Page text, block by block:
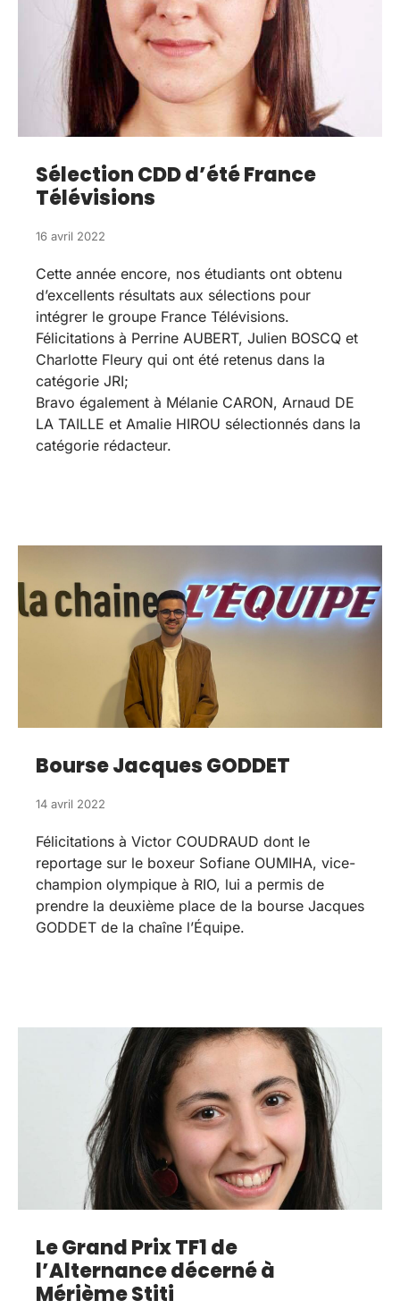
Sélection CDD d’été France
Télévisions
16 avril 2022
Cette année encore, nos étudiants ont obtenu
d’excellents résultats aux sélections pour
intégrer le groupe France Télévisions.
Félicitations à Perrine AUBERT, Julien BOSCQ et
Charlotte Fleury qui ont été retenus dans la
catégorie JRI;
Bravo également à Mélanie CARON, Arnaud DE
LA TAILLE et Amalie HIROU sélectionnés dans la
catégorie rédacteur.
Bourse Jacques GODDET
14 avril 2022
Félicitations à Victor COUDRAUD dont le
reportage sur le boxeur Sofiane OUMIHA, vice-
champion olympique à RIO, lui a permis de
prendre la deuxième place de la bourse Jacques
GODDET de la chaîne l’Équipe.
Le Grand Prix TF1 de
l’Alternance décerné à
Mérième Stiti